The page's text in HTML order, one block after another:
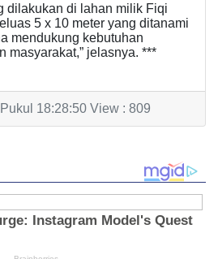
dilakukan di lahan milik Fiqi
5 x 10 meter yang ditanami
mendukung kebutuhan
masyarakat,” jelasnya. ***
18:28:50 View : 809